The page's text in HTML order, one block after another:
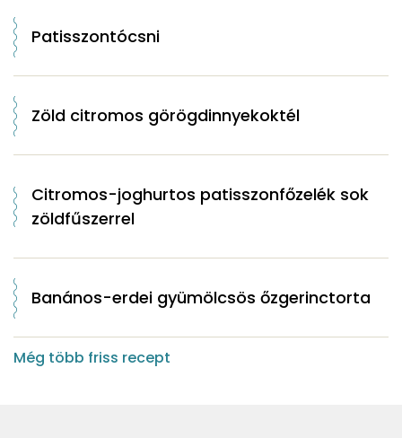
Patisszontócsni
Zöld citromos görögdinnyekoktél
Citromos-joghurtos patisszonfőzelék sok
zöldfűszerrel
Banános-erdei gyümölcsös őzgerinctorta
Még több friss recept